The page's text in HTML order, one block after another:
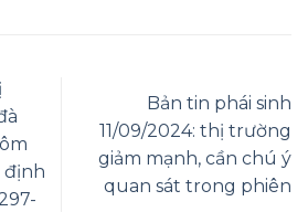
định
Bản tin phái sinh
11/09/2024: thị trường
giảm mạnh, cần chú ý
quan sát trong phiên